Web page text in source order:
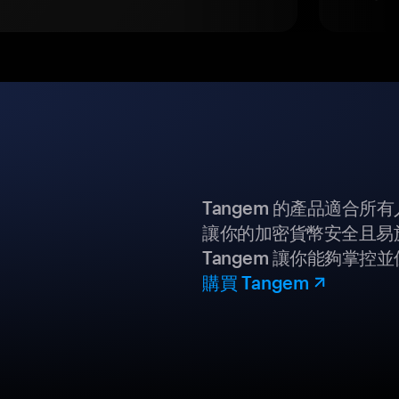
Tangem 的產品適合所
讓你的加密貨幣安全且
Tangem 讓你能夠掌控
購買 Tangem